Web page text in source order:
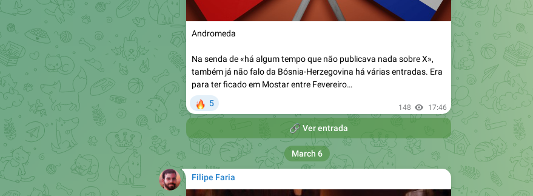
Andromeda
Na senda de «há algum tempo que não publicava nada sobre X»,
também já não falo da Bósnia-Herzegovina há várias entradas. Era
para ter ficado em Mostar entre Fevereiro…
🔥
5 148 17:46
🔗Ver entrada
Filipe Faria
March 6